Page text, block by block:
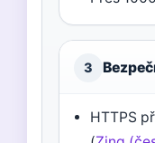
3
HTTPS